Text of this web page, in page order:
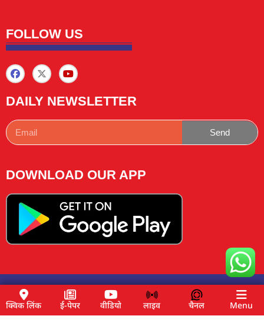
FOLLOW US
DAILY NEWSLETTER
Send
DOWNLOAD OUR APP
Copyright © 2025 News Lemon Choose|Design by Traffic
Tail & Managed byBuzz4ai
क्विक लिंक ई-पेपर वीडियो लाइव चैनल Menu